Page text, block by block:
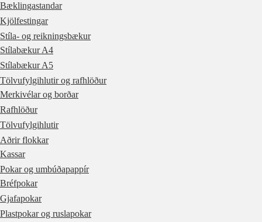
Bæklingastandar
Kjölfestingar
Stíla- og reikningsbækur
Stílabækur A4
Stílabækur A5
Tölvufylgihlutir og rafhlöður
Merkivélar og borðar
Rafhlöður
Tölvufylgihlutir
Aðrir flokkar
Kassar
Pokar og umbúðapappír
Bréfpokar
Gjafapokar
Plastpokar og ruslapokar